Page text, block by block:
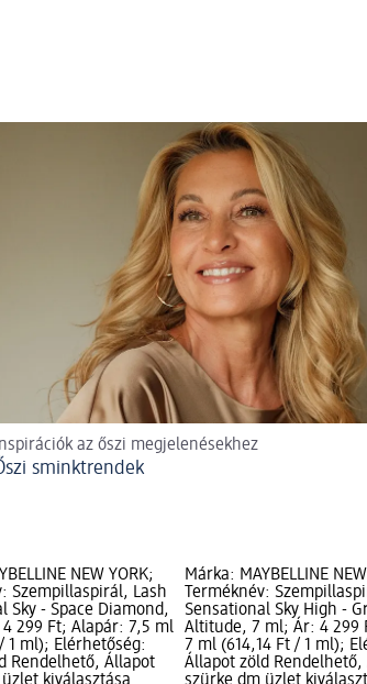
az őszi megjelenésekhez
sminktrendek
NEW YORK;
Szempillaspirál, Lash
Sky - Space Diamond,
299 Ft; Alapár: 7,5 ml
1 ml); Elérhetőség:
Rendelhető, Állapot
Márka: MAYBELLINE
Terméknév:
Sensational Sky High -
Altitude, 7 ml; Ár: 4 299
7 ml (614,14 Ft / 1 ml);
Állapot zöld Rendelhető,